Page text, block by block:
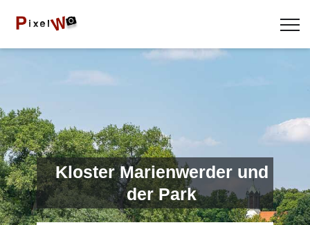
Kloster Marienwerder und
der Park